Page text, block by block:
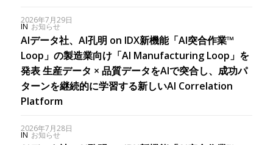
2026年7月29日
IN お知らせ
AIデータ社、AI孔明 on IDX新機能「AI突合作業™
Loop」の製造業向け「AI Manufacturing Loop」を
発表 生産データ × 品質データをAIで突合し、成功パ
ターンを継続的に学習する新しいAI Correlation
Platform
2026年7月28日
IN お知らせ